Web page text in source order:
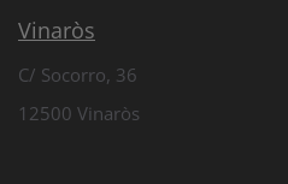
Vinaròs
C/ Socorro, 36
12500 Vinaròs